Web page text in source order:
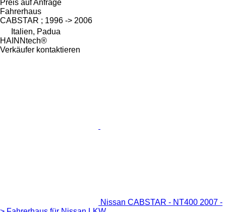
Preis auf Anfrage
Fahrerhaus
CABSTAR ; 1996 -> 2006
Italien, Padua
HAINNtech®
Verkäufer kontaktieren
Nissan CABSTAR - NT400 2007 -